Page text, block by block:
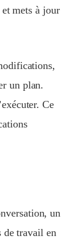
mets à jour
un plan.
Ce
un
de travail en